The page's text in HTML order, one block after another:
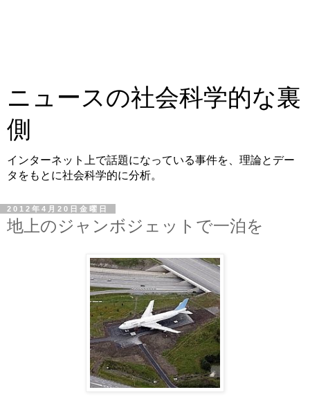
ニュースの社会科学的な裏
側
インターネット上で話題になっている事件を、理論とデー
タをもとに社会科学的に分析。
2012年4月20日金曜日
地上のジャンボジェットで一泊を